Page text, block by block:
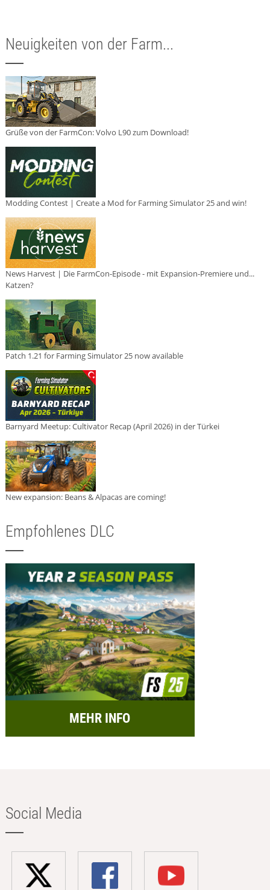
Neuigkeiten von der Farm...
Grüße von der FarmCon: Volvo L90 zum Download!
Modding Contest | Create a Mod for Farming Simulator 25 and win!
News Harvest | Die FarmCon-Episode - mit Expansion-Premiere und...
Katzen?
Patch 1.21 for Farming Simulator 25 now available
Barnyard Meetup: Cultivator Recap (April 2026) in der Türkei
New expansion: Beans & Alpacas are coming!
Empfohlenes DLC
MEHR INFO
Social Media